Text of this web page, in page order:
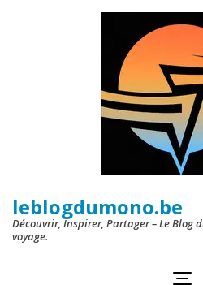
leblogdumono.be
Découvrir, Inspirer, Partager – Le Blog
voyage.